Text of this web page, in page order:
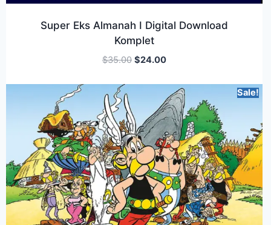
Super Eks Almanah I Digital Download
Komplet
$35.00 $24.00
Sale!